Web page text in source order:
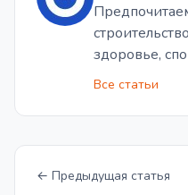
здоровье,
Все статьи
← Предыдущая статья